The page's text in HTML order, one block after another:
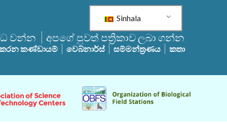
Sinhala
වන්න අපගේ පුවත් පත්‍රිකාව ලබා ගන්න
කරන කණ්ඩායම් වෙබ්නාර්ස් සම්මන්ත්‍රණය කතා